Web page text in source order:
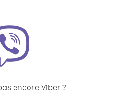
encore Viber ?